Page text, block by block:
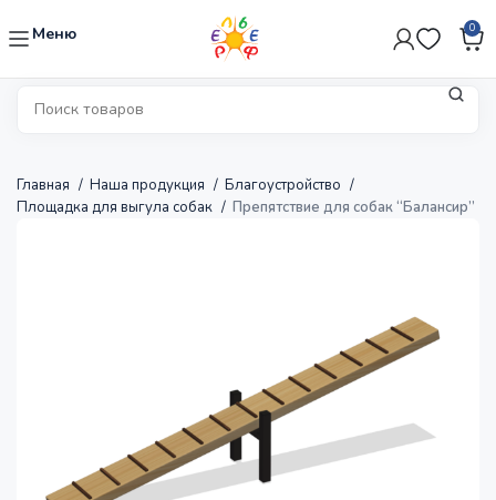
Меню 0
Главная Наша продукция
Благоустройство
Площадка для выгула собак
Препятствие для собак “Балансир”